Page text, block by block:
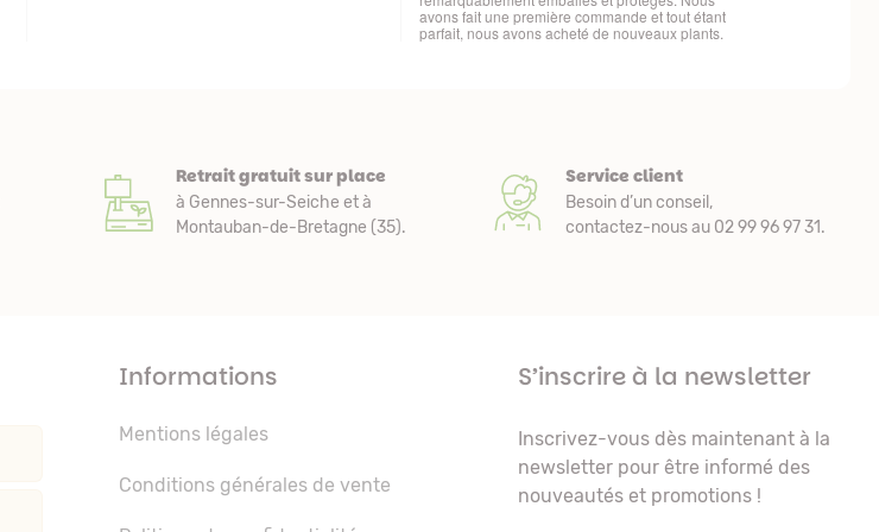
Retrait gratuit sur place
à Gennes-sur-Seiche et à
Montauban-de-Bretagne (35).
Service client
Besoin d’un conseil,
contactez-nous au 02 99 96 97 31.
S’inscrire à la newsletter
Inscrivez-vous dès maintenant à la
newsletter pour être informé des
nouveautés et promotions !
Informations
Mentions légales
Conditions générales de vente